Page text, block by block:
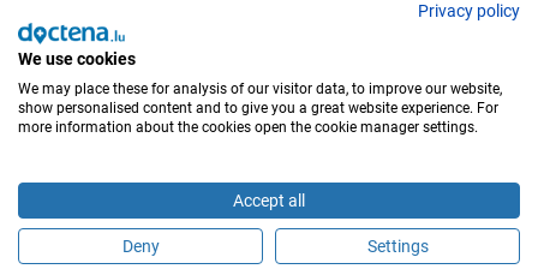
Faça uma marcação online
EM CASO DE EMERGÊNCIA, CONTACTE : 112
Privacy policy
We use cookies
We may place these for analysis of our visitor data, to improve our website,
show personalised content and to give you a great website experience. For
more information about the cookies open the cookie manager settings.
Accept all
Deny Settings